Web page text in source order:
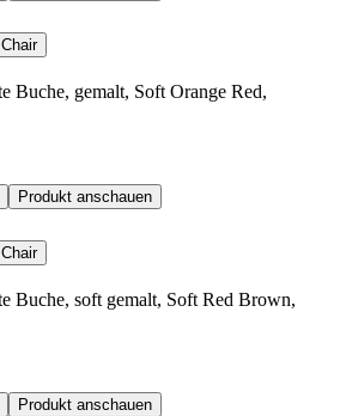
Buche, gemalt, Soft Orange Red,
Produkt anschauen
Buche, soft gemalt, Soft Red Brown,
Produkt anschauen